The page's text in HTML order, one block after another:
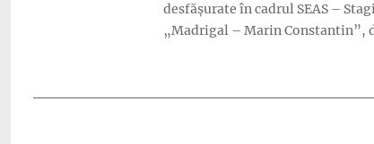
desfășurate în cadrul SEAS –
„Madrigal – Marin Constantin”,